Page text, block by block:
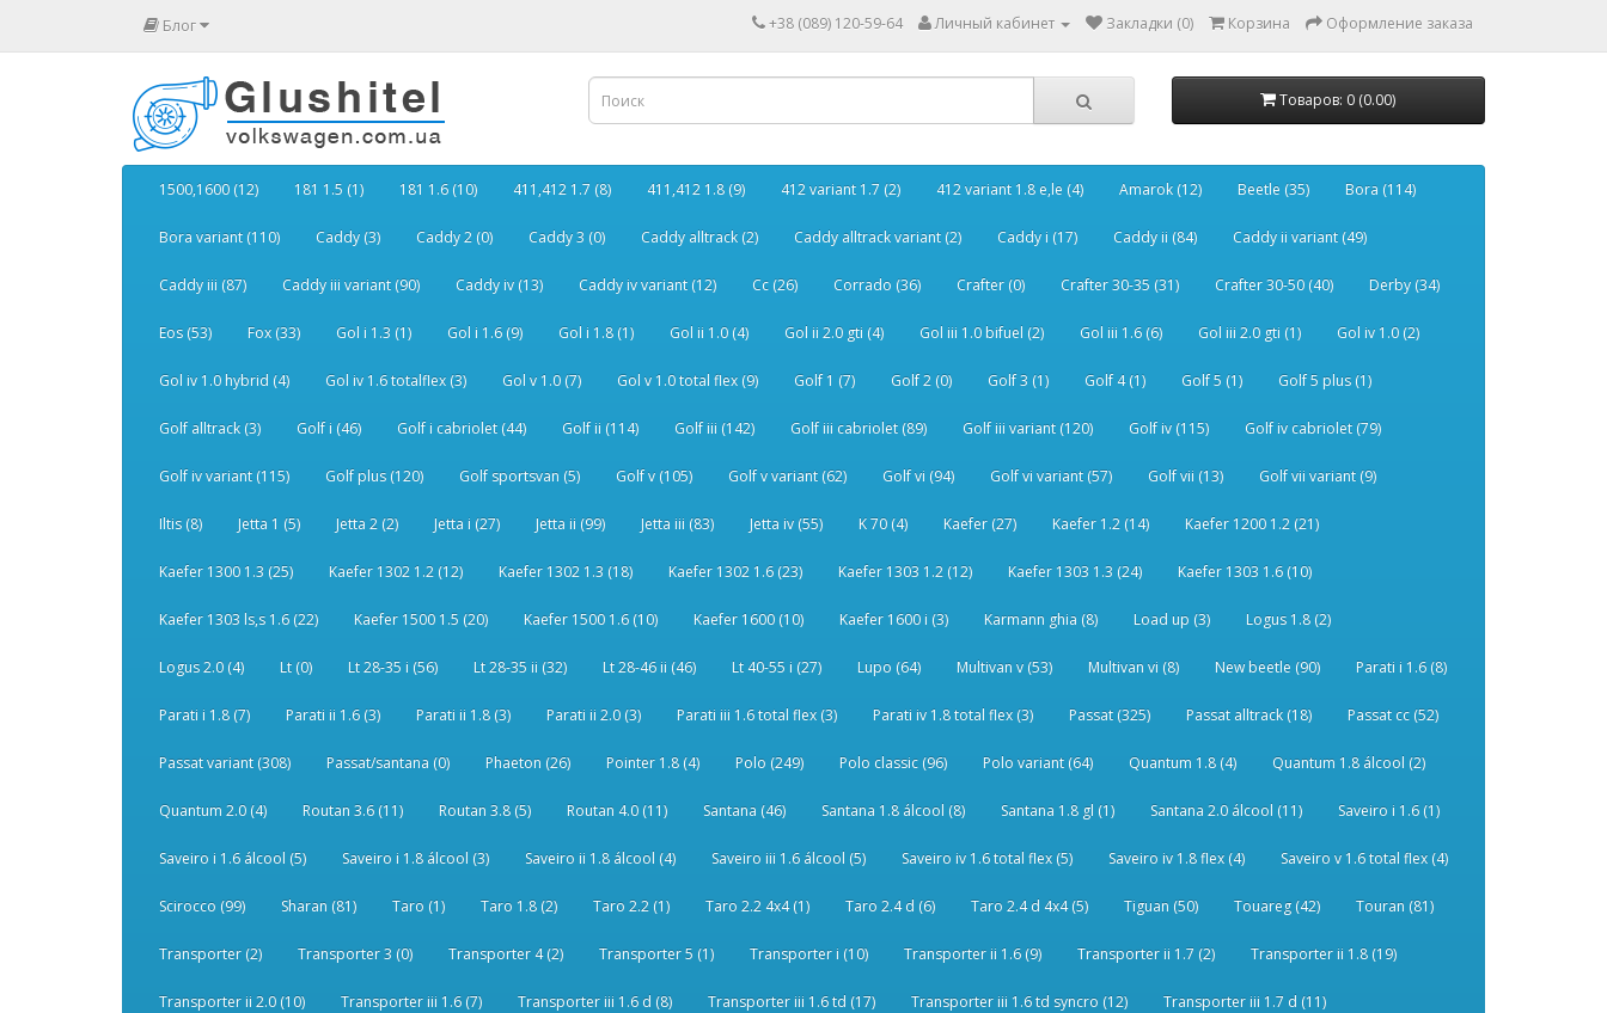
Блог +38 (089) 120-59-64 Личный кабинет Закладки (0) Корзина Оформление заказа
Товаров: 0 (0.00)
1500,1600 (12) 181 1.5 (1) 181 1.6 (10) 411,412 1.7 (8) 411,412 1.8 (9) 412 variant 1.7 (2) 412 variant 1.8 e,le (4) Amarok (12) Beetle (35) Bora (114)
Bora variant (110) Caddy (3) Caddy 2 (0) Caddy 3 (0) Caddy alltrack (2) Caddy alltrack variant (2) Caddy i (17) Caddy ii (84) Caddy ii variant (49)
Caddy iii (87) Caddy iii variant (90) Caddy iv (13) Caddy iv variant (12) Cc (26) Corrado (36) Crafter (0) Crafter 30-35 (31) Crafter 30-50 (40) Derby (34)
Eos (53) Fox (33) Gol i 1.3 (1) Gol i 1.6 (9) Gol i 1.8 (1) Gol ii 1.0 (4) Gol ii 2.0 gti (4) Gol iii 1.0 bifuel (2) Gol iii 1.6 (6) Gol iii 2.0 gti (1) Gol iv 1.0 (2)
Gol iv 1.0 hybrid (4) Gol iv 1.6 totalflex (3) Gol v 1.0 (7) Gol v 1.0 total flex (9) Golf 1 (7) Golf 2 (0) Golf 3 (1) Golf 4 (1) Golf 5 (1) Golf 5 plus (1)
Golf alltrack (3) Golf i (46) Golf i cabriolet (44) Golf ii (114) Golf iii (142) Golf iii cabriolet (89) Golf iii variant (120) Golf iv (115) Golf iv cabriolet (79)
Golf iv variant (115) Golf plus (120) Golf sportsvan (5) Golf v (105) Golf v variant (62) Golf vi (94) Golf vi variant (57) Golf vii (13) Golf vii variant (9)
Iltis (8) Jetta 1 (5) Jetta 2 (2) Jetta i (27) Jetta ii (99) Jetta iii (83) Jetta iv (55) K 70 (4) Kaefer (27) Kaefer 1.2 (14) Kaefer 1200 1.2 (21)
Kaefer 1300 1.3 (25) Kaefer 1302 1.2 (12) Kaefer 1302 1.3 (18) Kaefer 1302 1.6 (23) Kaefer 1303 1.2 (12) Kaefer 1303 1.3 (24) Kaefer 1303 1.6 (10)
Kaefer 1303 ls,s 1.6 (22) Kaefer 1500 1.5 (20) Kaefer 1500 1.6 (10) Kaefer 1600 (10) Kaefer 1600 i (3) Karmann ghia (8) Load up (3) Logus 1.8 (2)
Logus 2.0 (4) Lt (0) Lt 28-35 i (56) Lt 28-35 ii (32) Lt 28-46 ii (46) Lt 40-55 i (27) Lupo (64) Multivan v (53) Multivan vi (8) New beetle (90) Parati i 1.6 (8)
Parati i 1.8 (7) Parati ii 1.6 (3) Parati ii 1.8 (3) Parati ii 2.0 (3) Parati iii 1.6 total flex (3) Parati iv 1.8 total flex (3) Passat (325) Passat alltrack (18) Passat cc (52)
Passat variant (308) Passat/santana (0) Phaeton (26) Pointer 1.8 (4) Polo (249) Polo classic (96) Polo variant (64) Quantum 1.8 (4) Quantum 1.8 álcool (2)
Quantum 2.0 (4) Routan 3.6 (11) Routan 3.8 (5) Routan 4.0 (11) Santana (46) Santana 1.8 álcool (8) Santana 1.8 gl (1) Santana 2.0 álcool (11) Saveiro i 1.6 (1)
Saveiro i 1.6 álcool (5) Saveiro i 1.8 álcool (3) Saveiro ii 1.8 álcool (4) Saveiro iii 1.6 álcool (5) Saveiro iv 1.6 total flex (5) Saveiro iv 1.8 flex (4) Saveiro v 1.6 total flex (4)
Scirocco (99) Sharan (81) Taro (1) Taro 1.8 (2) Taro 2.2 (1) Taro 2.2 4x4 (1) Taro 2.4 d (6) Taro 2.4 d 4x4 (5) Tiguan (50) Touareg (42) Touran (81)
Transporter (2) Transporter 3 (0) Transporter 4 (2) Transporter 5 (1) Transporter i (10) Transporter ii 1.6 (9) Transporter ii 1.7 (2) Transporter ii 1.8 (19)
Transporter ii 2.0 (10) Transporter iii 1.6 (7) Transporter iii 1.6 d (8) Transporter iii 1.6 td (17) Transporter iii 1.6 td syncro (12) Transporter iii 1.7 d (11)